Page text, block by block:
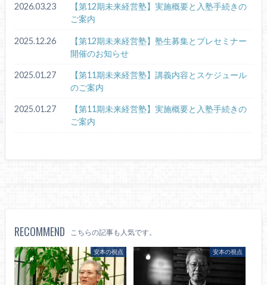
2026.03.23
【第12期未来経営塾】実施概要と入塾手続きの
ご案内
2025.12.26
【第12期未来経営塾】塾生募集とプレセミナー
開催のお知らせ
2025.01.27
【第11期未来経営塾】講義内容とスケジュール
のご案内
2025.01.27
【第11期未来経営塾】実施概要と入塾手続きの
ご案内
RECOMMEND こちらの記事も人気です。
安本の視点 安本の視点